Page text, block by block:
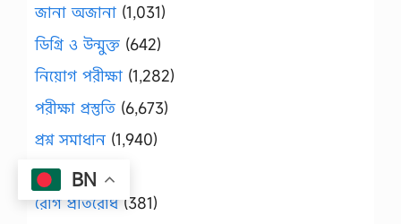
জানা অজানা (1,031)
ডিগ্রি ও উন্মুক্ত (642)
নিয়োগ পরীক্ষা (1,282)
পরীক্ষা প্রস্তুতি (6,673)
প্রশ্ন সমাধান (1,940)
রূপচর্চা(42)
রোগ প্রতিরোধ(381)
BN